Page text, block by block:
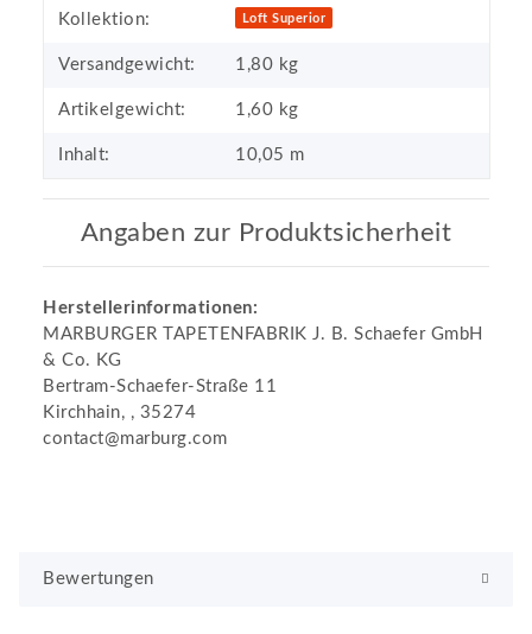
Kollektion: Loft Superior
Versandgewicht: 1,80 kg
Artikelgewicht: 1,60 kg
Inhalt: 10,05 m
Angaben zur Produktsicherheit
Herstellerinformationen:
MARBURGER TAPETENFABRIK J. B. Schaefer GmbH
& Co. KG
Bertram-Schaefer-Straße 11
Kirchhain, , 35274
contact@marburg.com
Bewertungen